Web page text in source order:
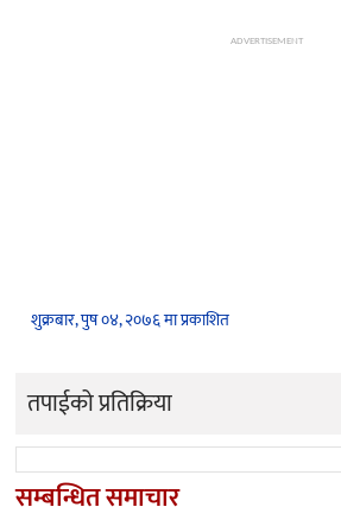
ADVERTISEMENT
शुक्रबार, पुष ०४, २०७६ मा प्रकाशित
तपाईको प्रतिक्रिया
सम्बन्धित समाचार